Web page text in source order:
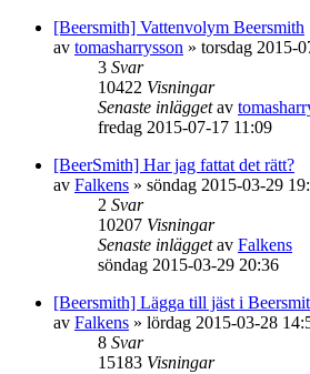
[Beersmith] Vattenvolym Beersmith
av tomasharrysson » torsdag 2015-
3 Svar
10422 Visningar
Senaste inläggetav
fredag 2015-07-17 11:09
[BeerSmith] Har jag fattat det rätt?
av Falkens » söndag 2015-03-29
2 Svar
10207 Visningar
Senaste inläggetav Falkens
söndag 2015-03-29 20:36
[Beersmith] Lägga till jäst i
av Falkens » lördag 2015-03-28
8 Svar
15183 Visningar